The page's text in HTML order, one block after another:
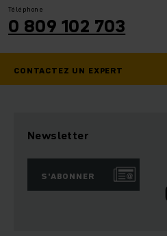
Téléphone
0 809 102 703
CONTACTEZ UN EXPERT
Newsletter
S'ABONNER